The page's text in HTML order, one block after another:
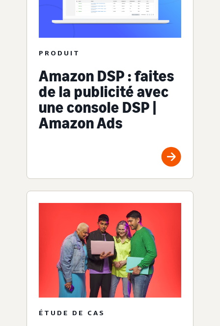
PRODUIT
Amazon DSP : faites
de la publicité avec
une console DSP |
Amazon Ads
ÉTUDE DE CAS